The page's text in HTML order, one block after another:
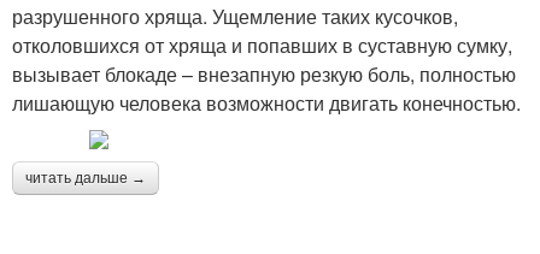
разрушенного хряща. Ущемление таких кусочков,
отколовшихся от хряща и попавших в суставную сумку,
вызывает блокаде – внезапную резкую боль, полностью
лишающую человека возможности двигать конечностью.
читать дальше →